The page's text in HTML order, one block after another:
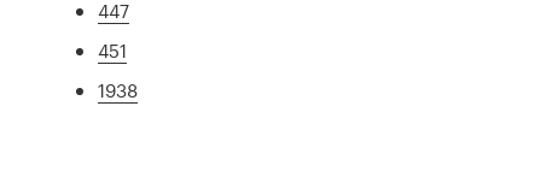
447
451
1938